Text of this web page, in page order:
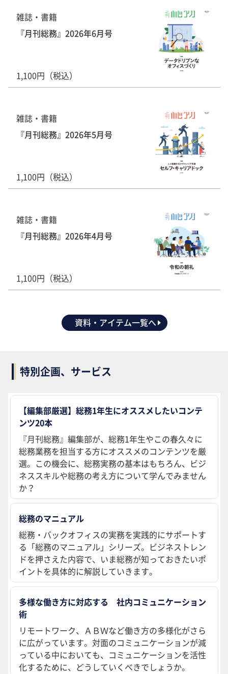
雑誌・書籍
『月刊総務』2026年6月号
1,100円（税込）
雑誌・書籍
『月刊総務』2026年5月号
1,100円（税込）
雑誌・書籍
『月刊総務』2026年4月号
1,100円（税込）
資料・アイテム一覧へ
特別企画、サービス
【編集部厳選】総務1年生にオススメしたいコンテ
ンツ20本
『月刊総務』編集部が、総務1年生やこの春久々に
総務業務を担当する方にオススメのコンテンツを厳
選。この機会に、総務実務の基本はもちろん、ビジ
ネススキルや総務の考え方について学んでみません
か？
総務のマニュアル
総務・バックオフィスの実務を実践的にサポートす
る「総務のマニュアル」シリーズ。ビジネストレン
ドを押さえた内容で、いま総務が知っておきたいポ
イントを具体的に解説していきます。
多様な働き方に対応する 社内コミュニケーション
術
リモートワーク、ＡＢＷなど働き方の多様化がさら
に広がっています。対面のコミュニケーションが減
っている中においても、コミュニケーションを活性
化するために、どうしていくべきでしょうか。